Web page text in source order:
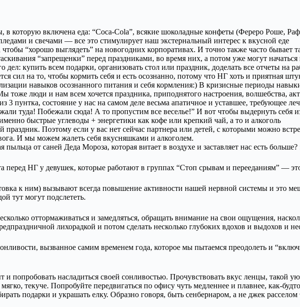
в которую включена еда: “Сoca-Cola”, всякие шоколадные конфеты (Фереро Роше,
и свечами — все это стимулирует наш экстернальный интерес к вкусной еде
“хорошо выглядеть” на новогодних корпоративах. И точно также часто бывает
“запрещенки” перед праздниками, во время них, а потом уже могут
купить всем подарки, организовать стол или праздник, доделать все отчеты на
сил на то, чтобы кормить себя и есть осознанно, потому что НГ хоть и приятная
навыков осознанного питания и себя кормления:) В кризисные периоды
тоже люди и нам всем хочется праздника, приподнятого настроения, волшебства,
3 пунтка, состояние у нас на самом деле весьма апатичное и уставшее, требующее
туда! Побежали сюда! А то пропустим все веселье!” И вот чтобы выдернуть себя
быстрые углеводы + энергетики как кофе или крепкий чай, а то и алкоголь
Поэтому если у вас нет сейчас партнера или детей, с которыми можно
И мы можем жалеть себя вкусняшками и алкоголем.
от саней Деда Мороза, которая витает в воздухе и заставляет нас есть больше?
перед НГ у девушек, которые работают в группах “Стоп срывам и перееданиям” —
к ним) вызывают всегда повышение активности нашей нервной системы и это
тут могут подслететь.
оттормаживаться и замедляться, обращать внимание на свои ощущения,
лихорадкой и потом сделать несколько глубоких вдохов и выдохов и
вызванное самим временем года, которое мы пытаемся преодолеть и
и попробовать насладиться своей сонливостью. Прочувствовать вкус ленцы, такой
текуче. Попробуйте передвигаться по офису чуть медленнее и плавнее, как-
подарки и украшать елку. Образно говоря, быть сенбернаром, а не джек расселом